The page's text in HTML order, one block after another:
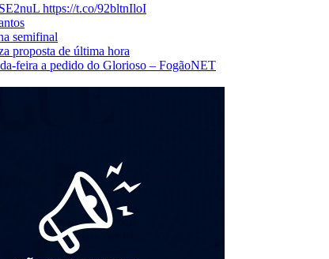
https://t.co/92bltnIloI
semifinal
proposta de última hora
feira a pedido do Glorioso – FogãoNET